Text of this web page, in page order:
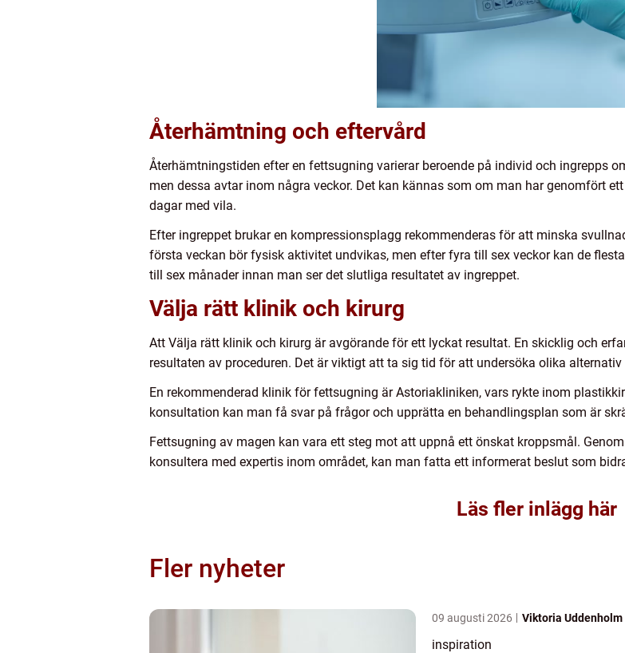
Återhämtning och eftervård
Återhämtningstiden efter en fettsugning varierar beroende på individ och ingrepps
men dessa avtar inom några veckor. Det kan kännas som om man har genomfört
dagar med vila.
Efter ingreppet brukar en kompressionsplagg rekommenderas för att minska
första veckan bör fysisk aktivitet undvikas, men efter fyra till sex veckor kan de
till sex månader innan man ser det slutliga resultatet av ingreppet.
Välja rätt klinik och kirurg
Att Välja rätt klinik och kirurg är avgörande för ett lyckat resultat. En skicklig och
resultaten av proceduren. Det är viktigt att ta sig tid för att undersöka olika
En rekommenderad klinik för fettsugning är Astoriakliniken, vars rykte inom
konsultation kan man få svar på frågor och upprätta en behandlingsplan som är
Fettsugning av magen kan vara ett steg mot att uppnå ett önskat kroppsmål.
konsultera med expertis inom området, kan man fatta ett informerat beslut som
Läs fler inlägg här
Fler nyheter
09 augusti 2026 Viktoria Uddenholm
inspiration